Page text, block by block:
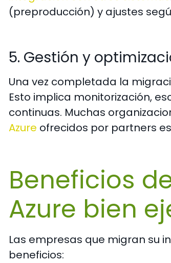
(preproducción) y ajustes
5. Gestión y
Una vez completada la
Esto implica monitorización,
continuas. Muchas
Azure ofrecidos por partners
Beneficios
Azure bien
Las empresas que migran su
beneficios: